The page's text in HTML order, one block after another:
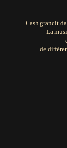
Cash grandit
La
de